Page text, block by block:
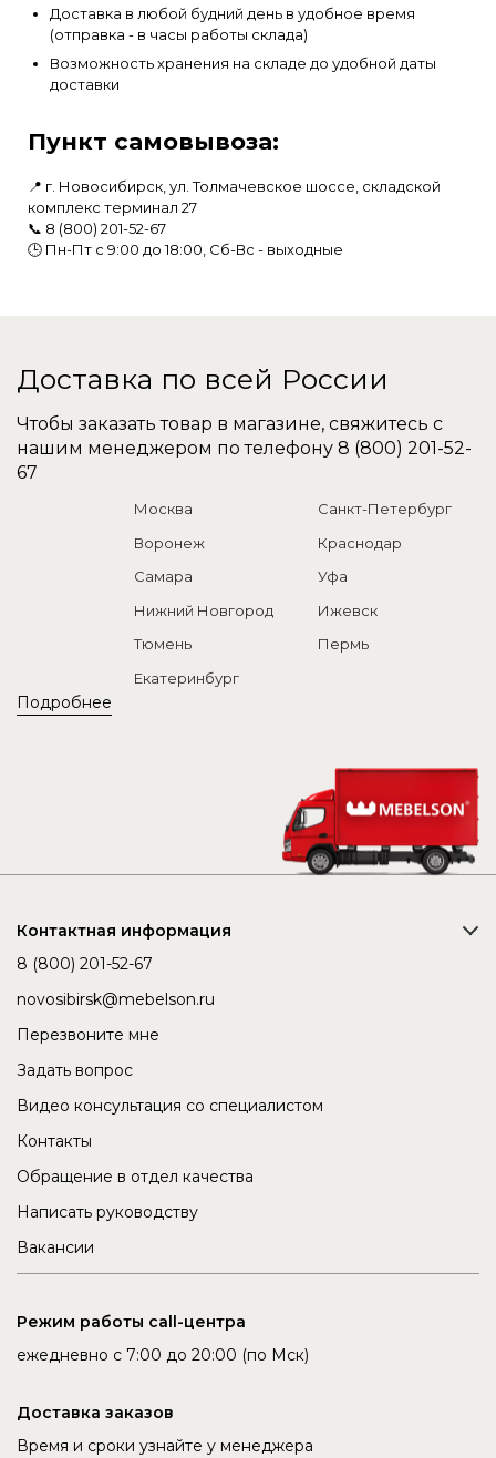
Доставка в любой будний день в удобное время
(отправка - в часы работы склада)
Возможность хранения на складе до удобной даты
доставки
Пункт самовывоза:
📍 г. Новосибирск, ул. Толмачевское шоссе, складской
комплекс терминал 27
📞 8 (800) 201-52-67
🕒 Пн-Пт с 9:00 до 18:00, Сб-Вс - выходные
Доставка по всей России
Чтобы заказать товар в магазине, свяжитесь с
нашим менеджером по телефону 8 (800) 201-52-
67
Подробнее
Москва
Санкт-Петербург
Воронеж
Краснодар
Самара
Уфа
Нижний Новгород
Ижевск
Тюмень
Пермь
Екатеринбург
Контактная информация
8 (800) 201-52-67
novosibirsk@mebelson.ru
Перезвоните мне
Задать вопрос
Видео консультация со специалистом
Контакты
Обращение в отдел качества
Написать руководству
Вакансии
Режим работы call-центра
ежедневно с 7:00 до 20:00 (по Мск)
Доставка заказов
Время и сроки узнайте у менеджера